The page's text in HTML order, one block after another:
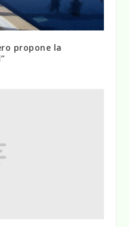
propone la